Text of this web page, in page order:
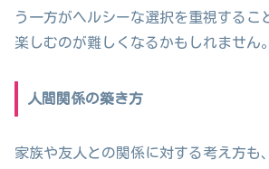
う一方がヘルシーな選択を重視するこ
楽しむのが難しくなるかもしれません。
人間関係の築き方
家族や友人との関係に対する考え方も